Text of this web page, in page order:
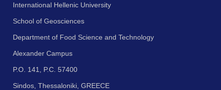
International Hellenic University
School of Geosciences
Department of Food Science and Technology
Alexander Campus
P.O. 141, P.C. 57400
Sindos, Thessaloniki, GREECE